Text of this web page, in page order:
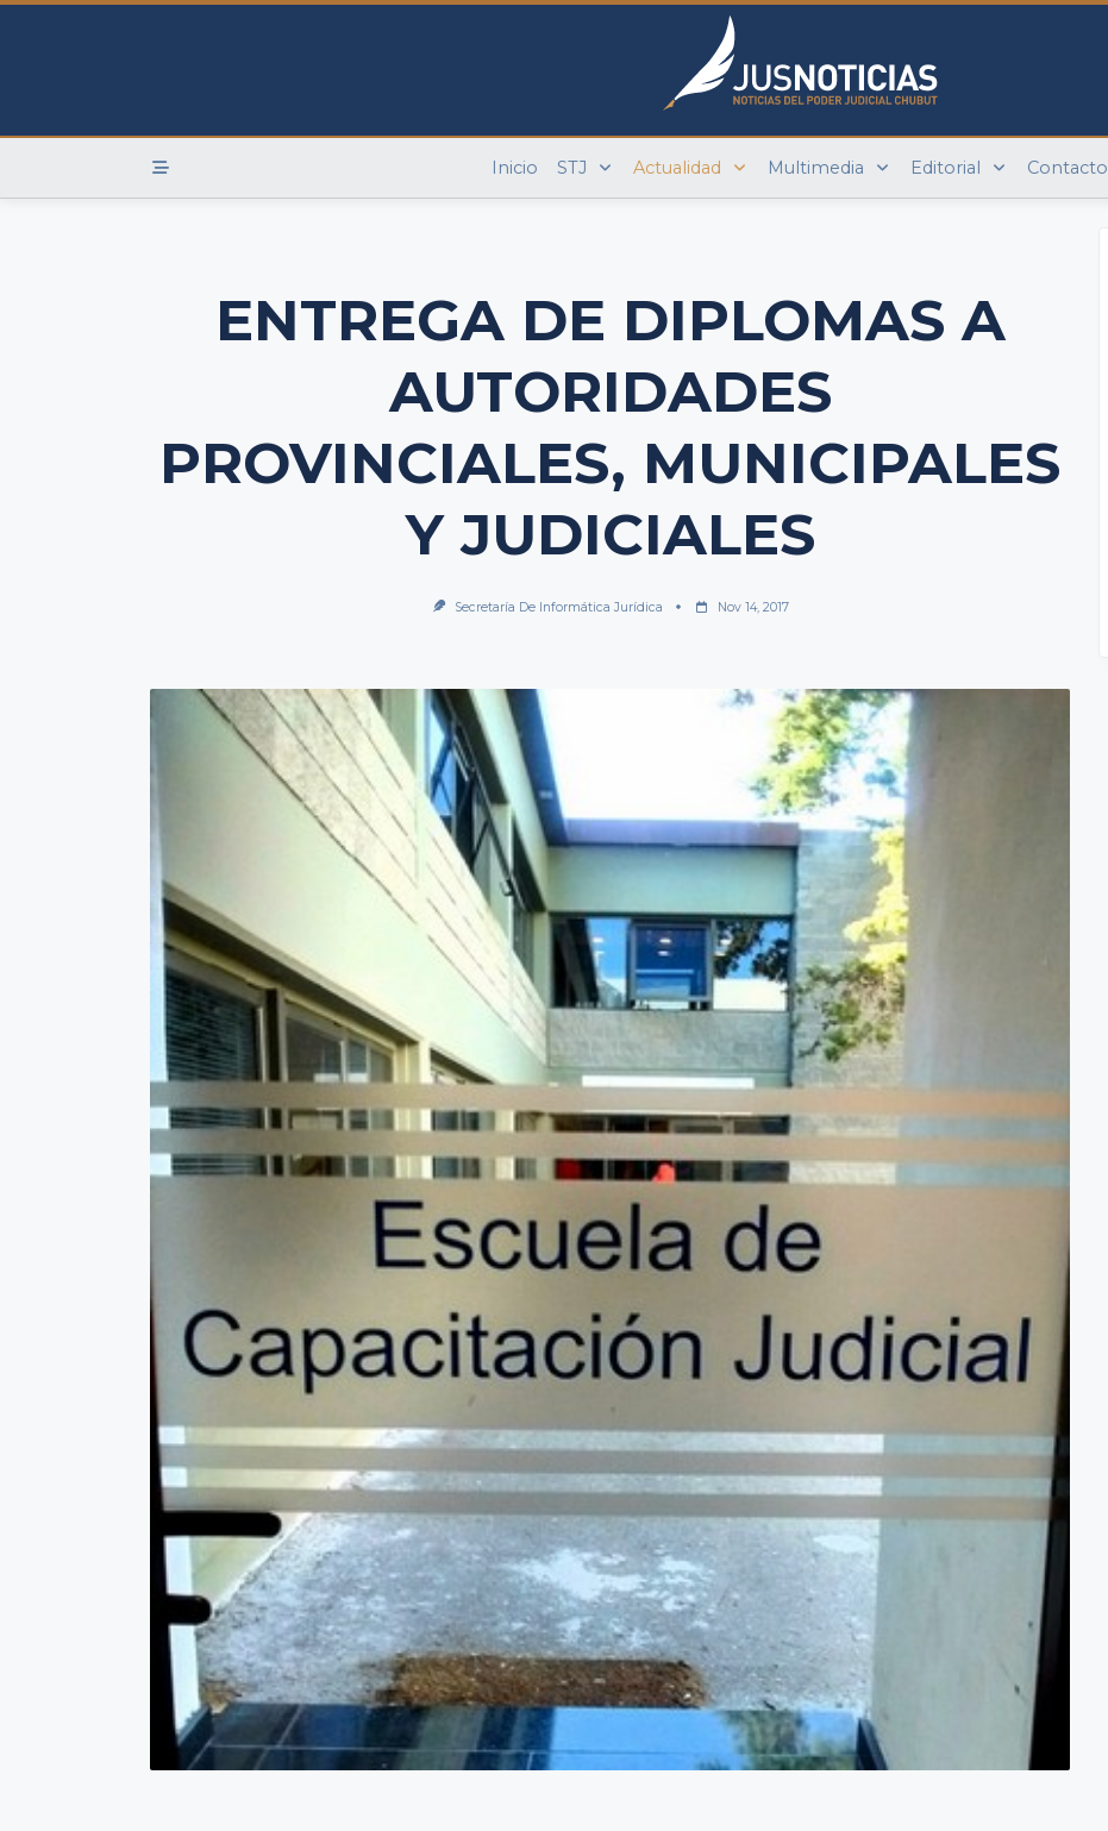
Skip
Inicio STJ Actualidad Multimedia Editorial Contacto
ENTREGA DE DIPLOMAS A
AUTORIDADES
PROVINCIALES, MUNICIPALES
Y JUDICIALES
Secretaría De Informática Jurídica Nov 14, 2017